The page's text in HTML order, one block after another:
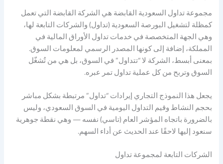
مجموعة تداول السعودية القابضة هي الشركة القابضة التي تعمل
كمظلة لتشغيل البورصة السعودية (تداول) والشركات التابعة لها،
وهي الجهة المتخصصة في خدمات تداول الأوراق المالية في
المملكة، إضافة إلى كونها المصدر الرسمي لمعلومات السوق.
بمعنى أبسط، الشركة لا “تتداول” في السوق، بل هي من تُشغّل
السوق وتربح من كل عملية تداول تمر عبره.
يجعل هذا النموذج التجاري إيرادات “تداول” مرتبطة بشكل مباشر
بحجم النشاط وقيم التداول اليومية في السوق السعودي، وليس
بالضرورة باتجاه المؤشر العام (تاسي) نفسه — وهي نقطة جوهرية
سنعود إليها لاحقًا عند الحديث عن أداء السهم.
الشركات التابعة لمجموعة تداول